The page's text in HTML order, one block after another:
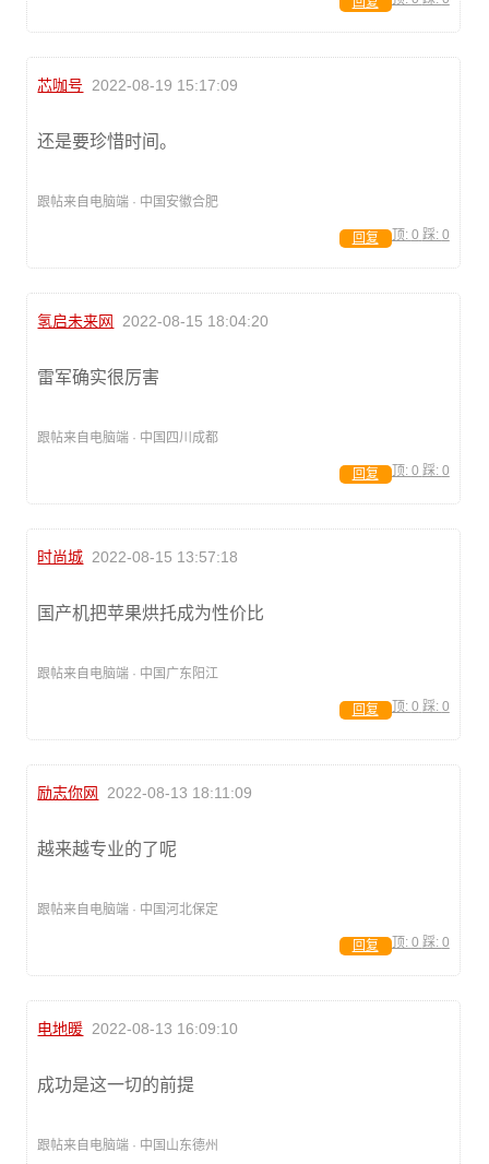
芯咖号 2022-08-19 15:17:09
还是要珍惜时间。
跟帖来自电脑端 · 中国安徽合肥
顶: 0 踩: 0
回复
氢启未来网 2022-08-15 18:04:20
雷军确实很厉害
跟帖来自电脑端 · 中国四川成都
顶: 0 踩: 0
回复
时尚城 2022-08-15 13:57:18
国产机把苹果烘托成为性价比
跟帖来自电脑端 · 中国广东阳江
顶: 0 踩: 0
回复
励志你网 2022-08-13 18:11:09
越来越专业的了呢
跟帖来自电脑端 · 中国河北保定
顶: 0 踩: 0
回复
电地暖 2022-08-13 16:09:10
成功是这一切的前提
跟帖来自电脑端 · 中国山东德州